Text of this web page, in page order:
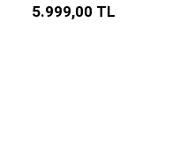
5.999,00 TL